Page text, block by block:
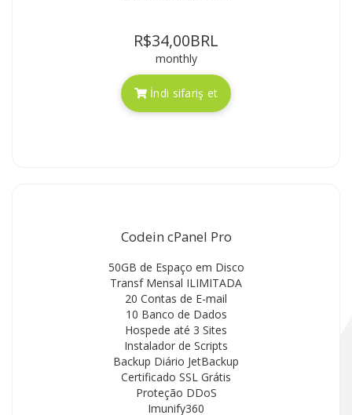
R$34,00BRL
monthly
İndi sifariş et
Codein cPanel Pro
50GB de Espaço em Disco
Transf Mensal ILIMITADA
20 Contas de E-mail
10 Banco de Dados
Hospede até 3 Sites
Instalador de Scripts
Backup Diário JetBackup
Certificado SSL Grátis
Proteção DDoS
Imunify360